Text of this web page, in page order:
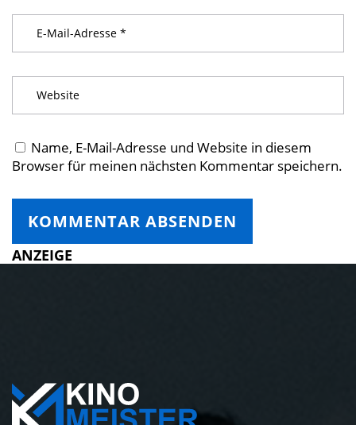
Name, E-Mail-Adresse und Website in diesem
Browser für meinen nächsten Kommentar speichern.
ANZEIGE